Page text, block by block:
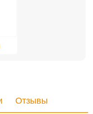
Отзывы